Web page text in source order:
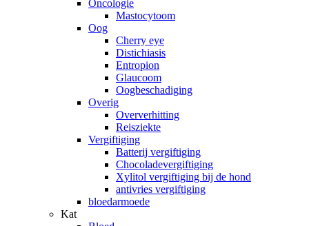
Oncologie
Mastocytoom
Oog
Cherry eye
Distichiasis
Entropion
Glaucoom
Oogbeschadiging
Overig
Oververhitting
Reisziekte
Vergiftiging
Batterij vergiftiging
Chocoladevergiftiging
Xylitol vergiftiging bij de hond
antivries vergiftiging
bloedarmoede
Kat